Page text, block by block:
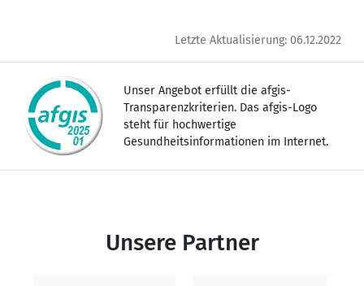
Letzte Aktualisierung: 06.12.2022
Unser Angebot erfüllt die afgis-
Transparenzkriterien. Das afgis-Logo
steht für hochwertige
Gesundheitsinformationen im Internet.
Unsere Partner